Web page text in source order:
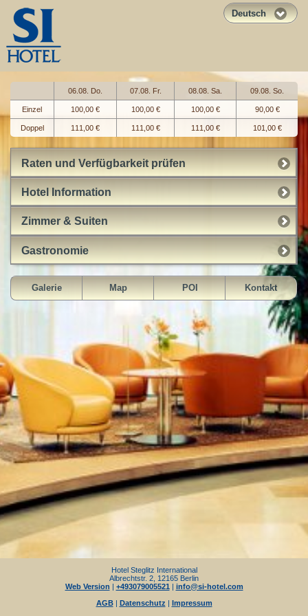
Deutsch
06.08. Do. 07.08. Fr. 08.08. Sa. 09.08. So.
Einzel 100,00 € 100,00 € 100,00 € 90,00 €
Doppel 111,00 € 111,00 € 111,00 € 101,00 €
Raten und Verfügbarkeit prüfen
Hotel Information
Zimmer & Suiten
Gastronomie
Galerie Map POI Kontakt
Hotel Steglitz International
Albrechtstr. 2, 12165 Berlin
Web Version | +493079005521 | info@si-hotel.com
AGB| Datenschutz | Impressum